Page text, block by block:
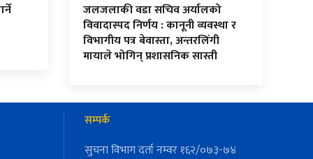
जलजलाकी वडा सचिव अर्यालको
विवादास्पद निर्णय : कानूनी व्यवस्था र
विभागीय पत्र बेवास्ता, अन्तरलिंगी
मायाले भोगिन् प्रशासनिक सास्ती
सम्पर्क
सुचना विभाग दर्ता नम्वर १६२/०७३-७४